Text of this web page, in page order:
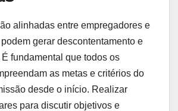
levando a distorções nas
essencial definir indicadores
como vendas totais ou novos
para garantir que todos
seu desempenho será